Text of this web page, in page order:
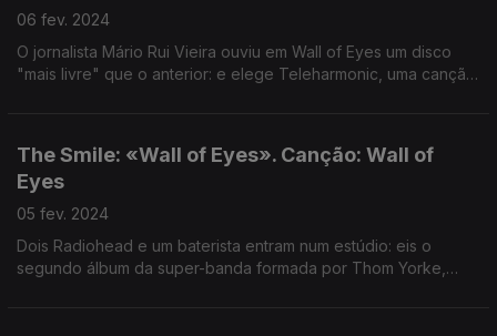
06 fev. 2024
O jornalista Mário Rui Vieira ouviu em Wall of Eyes um disco
"mais livre" que o anterior: e elege Teleharmonic, uma canção
The Smile: «Wall of Eyes». Canção: Wall of
Eyes
05 fev. 2024
Dois Radiohead e um baterista entram num estúdio: eis o
segundo álbum da super-banda formada por Thom Yorke,